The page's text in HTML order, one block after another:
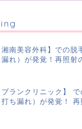
湘南美容外科】での脱
漏れ）が発覚！再照射
ブランクリニック】
打ち漏れ）が発覚！